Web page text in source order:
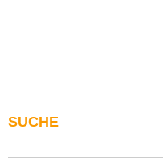
SUCHE